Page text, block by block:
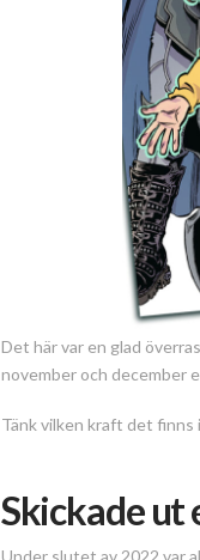
Det här var en glad
november och december
Tänk vilken kraft det
Skickade
Under slutet av 2022 var